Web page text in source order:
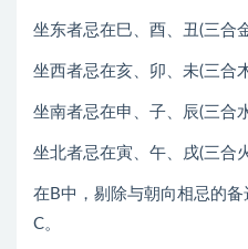
坐东者忌在巳、酉、丑(三合
坐西者忌在亥、卯、未(三合
坐南者忌在申、子、辰(三合
坐北者忌在寅、午、戌(三合
在B中，剔除与朝向相忌的
C。